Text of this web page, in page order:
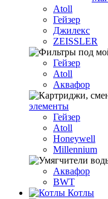
Atoll
Гейзер
Джилекс
ZEISSLER
Гейзер
Atoll
Аквафор
элементы
Гейзер
Atoll
Honeywell
Millennium
Аквафор
BWT
Котлы